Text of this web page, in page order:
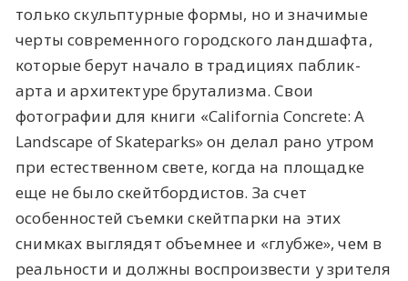
только скульптурные формы, но и значимые
черты современного городского ландшафта,
которые берут начало в традициях паблик-
арта и архитектуре брутализма. Свои
фотографии для книги «California Concrete: A
Landscape of Skateparks» он делал рано утром
при естественном свете, когда на площадке
еще не было скейтбордистов. За счет
особенностей съемки скейтпарки на этих
снимках выглядят объемнее и «глубже», чем в
реальности и должны воспроизвести у зрителя